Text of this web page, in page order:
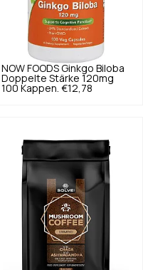
NOW FOODS Ginkgo Biloba
Doppelte Stärke 120mg
100 Kappen. €12,78